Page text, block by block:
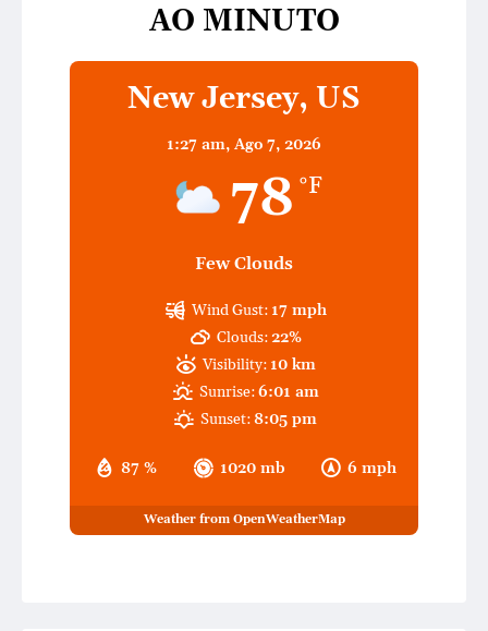
AO MINUTO
New Jersey, US
1:27 am, Ago 7, 2026
78 °F
Few Clouds
87 % 1020 mb 6 mph
Wind Gust: 17 mph
Clouds:22%
Visibility: 10 km
Sunrise:6:01 am
Sunset:8:05 pm
Weather from OpenWeatherMap